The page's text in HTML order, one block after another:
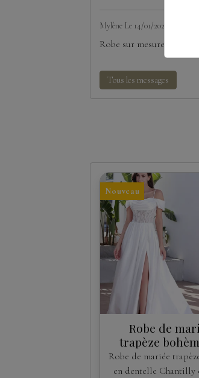
Mylène Le 14/01/2026
Robe sur mesure
Tous les messages
Nouveau
Robe de
trapèze
dentelle
manches
Robe de mariée
en dentelle Chantilly